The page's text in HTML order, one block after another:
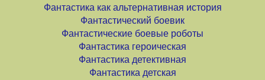
Фантастика как альтернативная история
Фантастический боевик
Фантастические боевые роботы
Фантастика героическая
Фантастика детективная
Фантастика детская